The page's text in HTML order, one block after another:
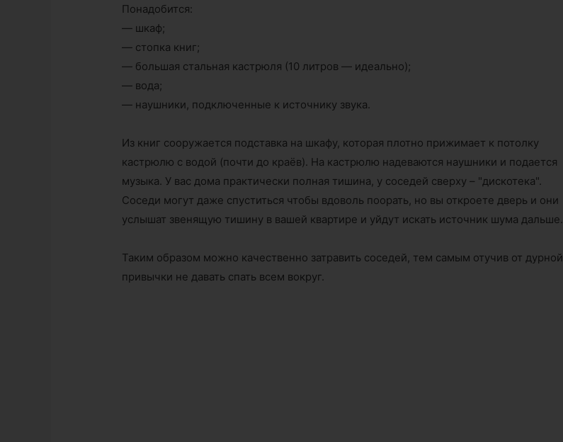
Понадобится:
— шкаф;
— стопка книг;
— большая стальная кастрюля (10 литров — идеально);
— вода;
— наушники, подключенные к источнику звука.
Из книг сооружается подставка на шкафу, которая плотно прижимает к потолку
кастрюлю с водой (почти до краёв). На кастрюлю надеваются наушники и подается
музыка. У вас дома практически полная тишина, у соседей сверху – "дискотека".
Соседи могут даже спуститься чтобы вдоволь поорать, но вы откроете дверь и они
услышат звенящую тишину в вашей квартире и уйдут искать источник шума дальше.
Таким образом можно качественно затравить соседей, тем самым отучив от дурной
привычки не давать спать всем вокруг.